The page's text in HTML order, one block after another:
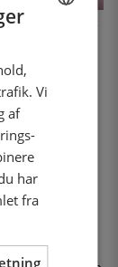
ekspertise -
blot
men
for
af
ekspertise
ikke
DANISH
GERMAN
POLISH
FRENCH
SPANISH
Vi
af
har
fra